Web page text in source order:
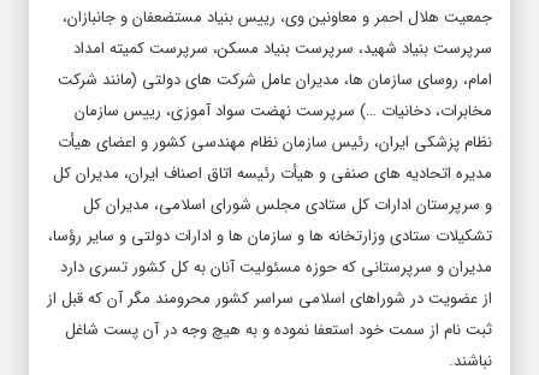
جمعیت هلال احمر و معاونین وی، رییس بنیاد مستضعفان و جانبازان،
سرپرست بنیاد شهید، سرپرست بنیاد مسکن، سرپرست کمیته امداد
امام، روسای سازمان ها، مدیران عامل شرکت های دولتی (مانند شرکت
مخابرات، دخانیات …) سرپرست نهضت سواد آموزی، رییس سازمان
نظام پزشکی ایران، رئیس سازمان نظام مهندسی کشور و اعضای هیأت
مدیره اتحادیه های صنفی و هیأت رئیسه اتاق اصناف ایران، مدیران کل
و سرپرستان ادارات کل ستادی مجلس شورای اسلامی، مدیران کل
تشکیلات ستادی وزارتخانه ها و سازمان ها و ادارات دولتی و سایر رؤسا،
مدیران و سرپرستانی که حوزه مسئولیت آنان به کل کشور تسری دارد
از عضویت در شوراهای اسلامی سراسر کشور محرومند مگر آن که قبل از
ثبت نام از سمت خود استعفا نموده و به هیچ وجه در آن پست شاغل
نباشند.